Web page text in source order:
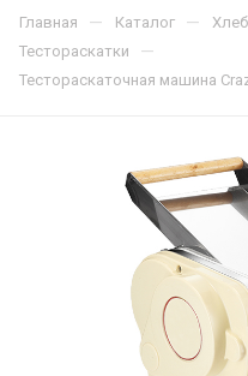
Главная — Каталог —
Тестораскатки —
Тестораскаточная машина